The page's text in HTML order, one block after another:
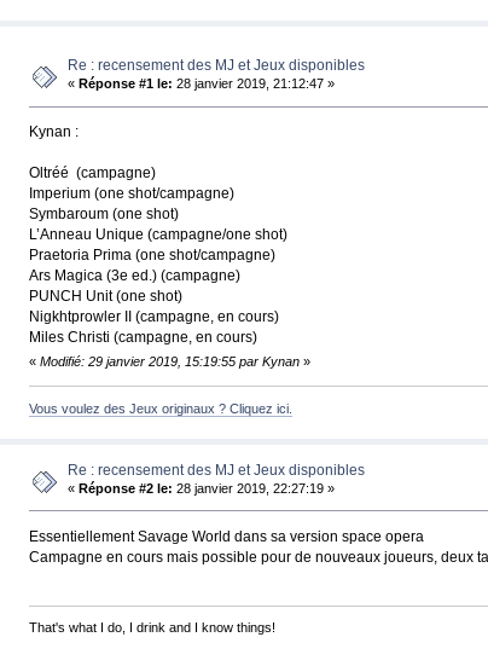
Re : recensement des MJ et Jeux disponibles
« Réponse #1 le: 28 janvier 2019, 21:12:47 »
Kynan :
Oltréé (campagne)
Imperium (one shot/campagne)
Symbaroum (one shot)
L’Anneau Unique (campagne/one shot)
Praetoria Prima (one shot/campagne)
Ars Magica (3e ed.) (campagne)
PUNCH Unit (one shot)
Nigkhtprowler II (campagne, en cours)
Miles Christi (campagne, en cours)
« Modifié: 29 janvier 2019, 15:19:55 par Kynan»
Vous voulez des Jeux originaux ? Cliquez ici.
Re : recensement des MJ et Jeux disponibles
« Réponse #2 le: 28 janvier 2019, 22:27:19 »
Essentiellement Savage World dans sa version space opera
Campagne en cours mais possible pour de nouveaux joueurs, deux
That's what I do, I drink and I know things!